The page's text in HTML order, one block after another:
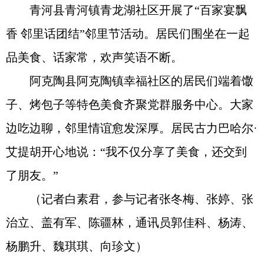
青河县青河镇青龙湖社区开展了“百家宴飘
香 邻里话团结”邻里节活动。居民们围坐在一起
品美食、话家常，欢声笑语不断。
阿克陶县阿克陶镇幸福社区的居民们端着馓
子、烤包子等特色美食齐聚党群服务中心。大家
边吃边聊，邻里情谊愈发深厚。居民古力巴哈尔·
艾提胡开心地说：“我不仅分享了美食，还交到
了朋友。”
（记者白素君，参与记者张冬梅、张婷、张
治立、盖有军、陈疆林，通讯员郭佳科、杨涛、
杨鹏升、魏琪琪、向珍文）